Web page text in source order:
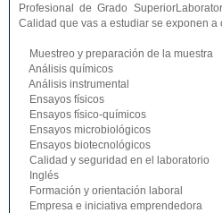
Profesional de Grado
Calidad que vas a estudiar se exponen a
Muestreo y preparación de la muestra
Análisis químicos
Análisis instrumental
Ensayos físicos
Ensayos físico-químicos
Ensayos microbiológicos
Ensayos biotecnológicos
Calidad y seguridad en el laboratorio
Inglés
Formación y orientación laboral
Empresa e iniciativa emprendedora